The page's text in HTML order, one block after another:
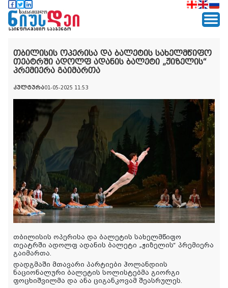
თბილისის ოპერისა და ბალეტის სახელმწიფო
თეატრში ადოლფ ადანის ბალეტი „ჟიზელის“
პრემიერა გაიმართა
კულტურა01-05-2025 11:53
თბილისის ოპერისა და ბალეტის სახელმწიფო
თეატრში ადოლფ ადანის ბალეტი „ჟიზელის“ პრემიერა
გაიმართა.
დადგმაში მთავარი პარტიები ჰოლანდიის
ნაციონალური ბალეტის სოლისტებმა გიორგი
ფოცხიშვილმა და ანა ციგანკოვამ შეასრულეს.